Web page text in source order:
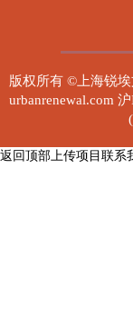
版权所有 ©上海锐埃
urbanrenewal.com 沪
返回顶部 上传项目 联系